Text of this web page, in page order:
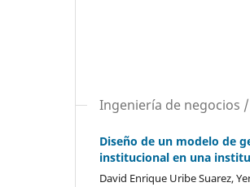
Ingeniería de negocios
Diseño de un modelo de
institucional en una
David Enrique Uribe Suarez,